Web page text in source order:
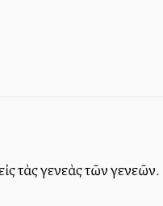
τὰς γενεὰς τῶν γενεῶν.